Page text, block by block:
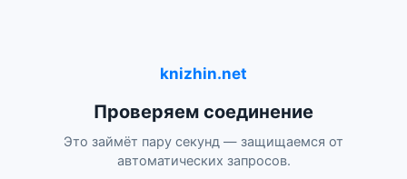
knizhin.net
Проверяем соединение
Это займёт пару секунд — защищаемся от
автоматических запросов.